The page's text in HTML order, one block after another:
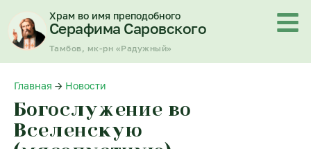
содержимому
Храм во имя преподобного
Серафима Саровского
Тамбов, мк-рн «Радужный»
Главная → Новости
Богослужение во
Вселенскую